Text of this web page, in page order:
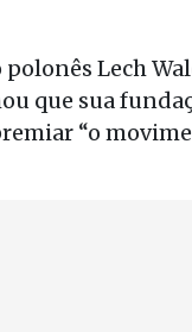
Lech
que sua
“o